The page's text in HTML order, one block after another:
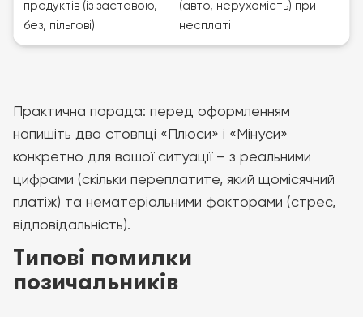
продуктів (із заставою,
без, пільгові)
(авто, нерухомість) при
несплаті
Практична порада: перед оформленням
напишіть два стовпці «Плюси» і «Мінуси»
конкретно для вашої ситуації – з реальними
цифрами (скільки переплатите, який щомісячний
платіж) та нематеріальними факторами (стрес,
відповідальність).
Типові помилки
позичальників